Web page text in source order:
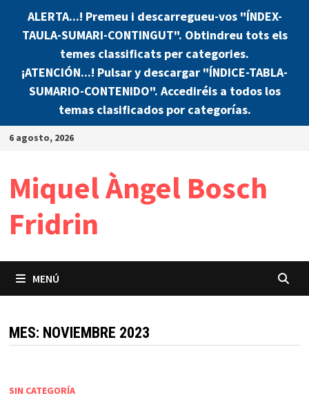
ALERTA...! Premeu i descarregueu-vos "ÍNDEX-
TAULA-SUMARI-CONTINGUT". Obtindreu tots els
temes classificats per categories.
¡ATENCIÓN...! Pulsar y descargar "ÍNDICE-TABLA-
SUMARIO-CONTENIDO". Accediréis a todos los
temas clasificados por categorías.
Saltar
6 agosto, 2026
Miquel Àngel Bosch
Fridrin
MENÚ
MES: NOVIEMBRE 2023
SIN CATEGORÍA